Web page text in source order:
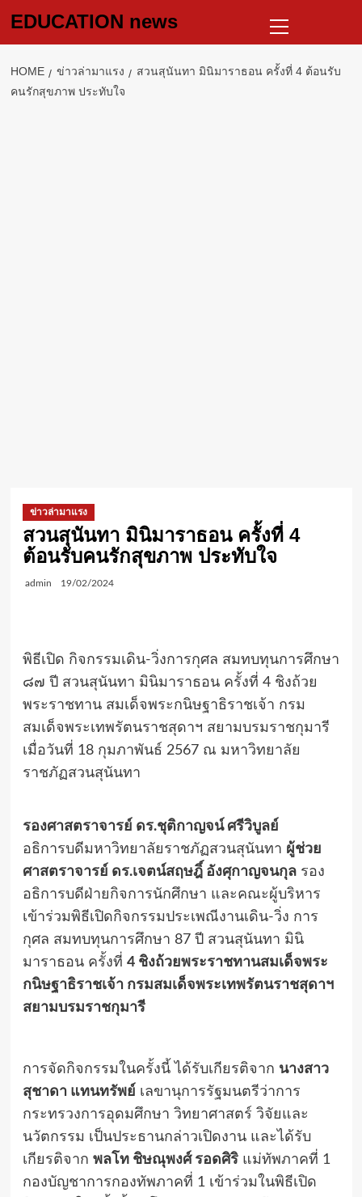
EDUCATION news
Menu
HOME ข่าวล่ามาแรง
สวนสุนันทา มินิมาราธอน ครั้งที่ 4 ต้อนรับ
คนรักสุขภาพ ประทับใจ
ข่าวล่ามาแรง
สวนสุนันทา มินิมาราธอน ครั้งที่ 4
ต้อนรับคนรักสุขภาพ ประทับใจ
admin 19/02/2024
พิธีเปิด กิจกรรมเดิน-วิ่งการกุศล สมทบทุนการศึกษา
๘๗ ปี สวนสุนันทา มินิมาราธอน ครั้งที่ 4 ชิงถ้วย
พระราชทาน สมเด็จพระกนิษฐาธิราชเจ้า กรม
สมเด็จพระเทพรัตนราชสุดาฯ สยามบรมราชกุมารี
เมื่อวันที่ 18 กุมภาพันธ์ 2567 ณ มหาวิทยาลัย
ราชภัฏสวนสุนันทา
รองศาสตราจารย์ ดร.ชุติกาญจน์ ศรีวิบูลย์
อธิการบดีมหาวิทยาลัยราชภัฏสวนสุนันทา ผู้ช่วย
ศาสตราจารย์ ดร.เจตน์สฤษฎิ์ อังศุกาญจนกุลรอง
อธิการบดีฝ่ายกิจการนักศึกษา และคณะผู้บริหาร
เข้าร่วมพิธีเปิดกิจกรรมประเพณีงานเดิน-วิ่ง การ
กุศล สมทบทุนการศึกษา 87 ปี สวนสุนันทา มินิ
มาราธอน ครั้งที่ 4 ชิงถ้วยพระราชทานสมเด็จพระ
กนิษฐาธิราชเจ้า กรมสมเด็จพระเทพรัตนราชสุดาฯ
สยามบรมราชกุมารี
การจัดกิจกรรมในครั้งนี้ ได้รับเกียรติจาก นางสาว
สุชาดา แทนทรัพย์ เลขานุการรัฐมนตรีว่าการ
กระทรวงการอุดมศึกษา วิทยาศาสตร์ วิจัยและ
นวัตกรรม เป็นประธานกล่าวเปิดงาน และได้รับ
เกียรติจาก พลโท ชิษณุพงศ์ รอดศิริแม่ทัพภาคที่ 1
กองบัญชาการกองทัพภาคที่ 1 เข้าร่วมในพิธีเปิด